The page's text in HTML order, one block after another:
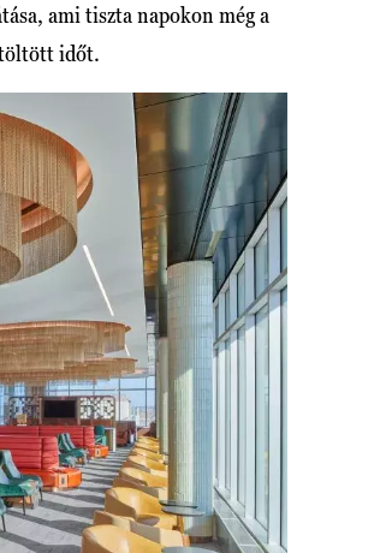
ami tiszta napokon még a
időt.